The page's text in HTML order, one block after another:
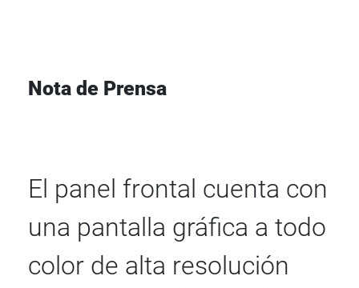
Nota de Prensa
El panel frontal cuenta con
una pantalla gráfica a todo
color de alta resolución